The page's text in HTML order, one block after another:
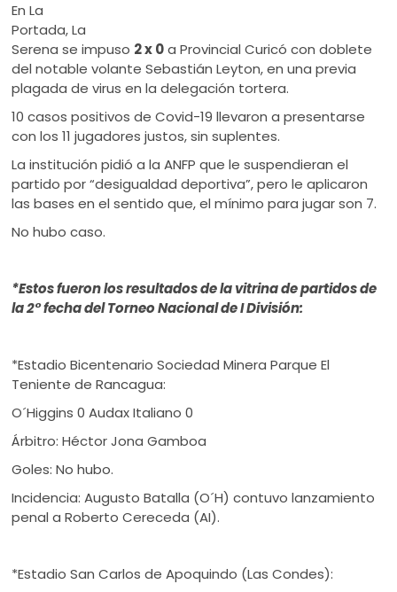
En La
Portada, La
Serena se impuso 2 x 0a Provincial Curicó con doblete
del notable volante Sebastián Leyton, en una previa
plagada de virus en la delegación tortera.
10 casos positivos de Covid-19 llevaron a presentarse
con los 11 jugadores justos, sin suplentes.
La institución pidió a la ANFP que le suspendieran el
partido por “desigualdad deportiva”, pero le aplicaron
las bases en el sentido que, el mínimo para jugar son 7.
No hubo caso.
*Estos fueron los resultados de la vitrina de partidos de
la 2° fecha del Torneo Nacional de I División:
*Estadio Bicentenario Sociedad Minera Parque El
Teniente de Rancagua:
O´Higgins 0 Audax Italiano 0
Árbitro: Héctor Jona Gamboa
Goles: No hubo.
Incidencia: Augusto Batalla (O´H) contuvo lanzamiento
penal a Roberto Cereceda (AI).
*Estadio San Carlos de Apoquindo (Las Condes):